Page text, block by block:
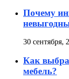
Почему
30 сентября,
Как
мебель?